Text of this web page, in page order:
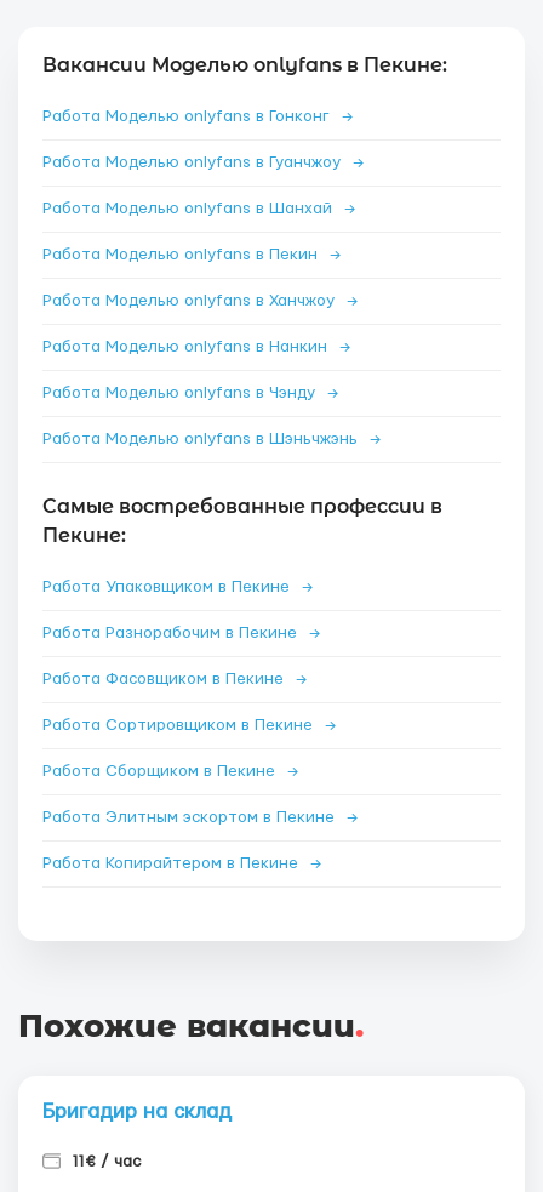
Вакансии Моделью onlyfans в Пекине:
Работа Моделью onlyfans в Гонконг →
Работа Моделью onlyfans в Гуанчжоу →
Работа Моделью onlyfans в Шанхай →
Работа Моделью onlyfans в Пекин →
Работа Моделью onlyfans в Ханчжоу →
Работа Моделью onlyfans в Нанкин →
Работа Моделью onlyfans в Чэнду →
Работа Моделью onlyfans в Шэньчжэнь →
Самые востребованные профессии в
Пекине:
Работа Упаковщиком в Пекине →
Работа Разнорабочим в Пекине →
Работа Фасовщиком в Пекине →
Работа Сортировщиком в Пекине →
Работа Сборщиком в Пекине →
Работа Элитным эскортом в Пекине →
Работа Копирайтером в Пекине →
Похожие вакансии.
Бригадир на склад
11€ / час